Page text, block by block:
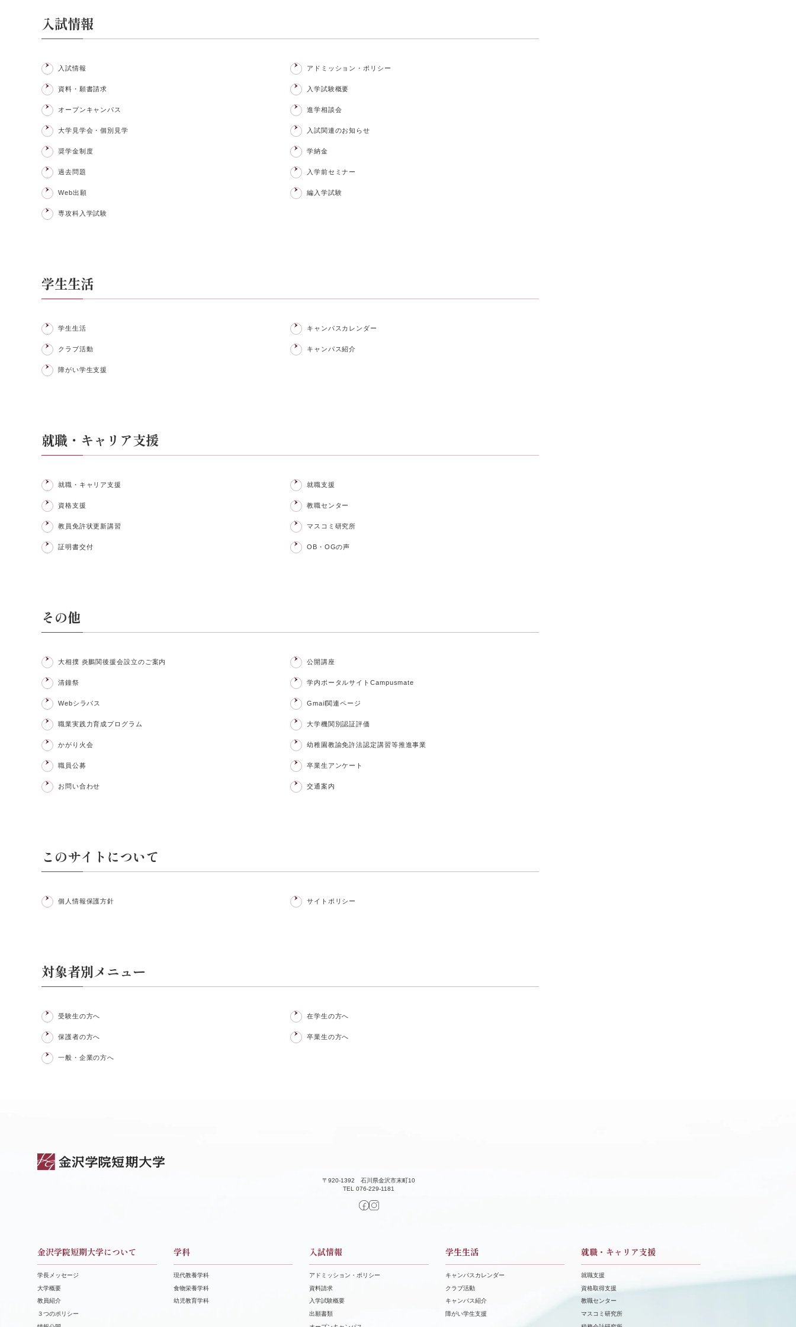
入試情報
入試情報 アドミッション・ポリシー
資料・願書請求 入学試験概要
オープンキャンパス 進学相談会
大学見学会・個別見学 入試関連のお知らせ
奨学金制度 学納金
過去問題 入学前セミナー
Web出願 編入学試験
専攻科入学試験
学生生活
学生生活 キャンパスカレンダー
クラブ活動 キャンパス紹介
障がい学生支援
就職・キャリア支援
就職・キャリア支援 就職支援
資格支援 教職センター
教員免許状更新講習 マスコミ研究所
証明書交付 OB・OGの声
その他
大相撲 炎鵬関後援会設立のご案内 公開講座
清鐘祭 学内ポータルサイトCampusmate
Webシラバス Gmail関連ページ
職業実践力育成プログラム 大学機関別認証評価
かがり火会 幼稚園教諭免許法認定講習等推進事業
職員公募 卒業生アンケート
お問い合わせ 交通案内
このサイトについて
個人情報保護方針 サイトポリシー
対象者別メニュー
受験生の方へ 在学生の方へ
保護者の方へ 卒業生の方へ
一般・企業の方へ
〒920-1392 石川県金沢市末町10
TEL 076-229-1181
金沢学院短期大学について
学長メッセージ
大学概要
教員紹介
３つのポリシー
学科
現代教養学科
食物栄養学科
幼児教育学科
入試情報
アドミッション・ポリシー
資料請求
⼊学試験概要
出願書類
学生生活
キャンパスカレンダー
クラブ活動
キャンパス紹介
障がい学⽣⽀援
就職・キャリア支援
就職支援
資格取得支援
教職センター
マスコミ研究所